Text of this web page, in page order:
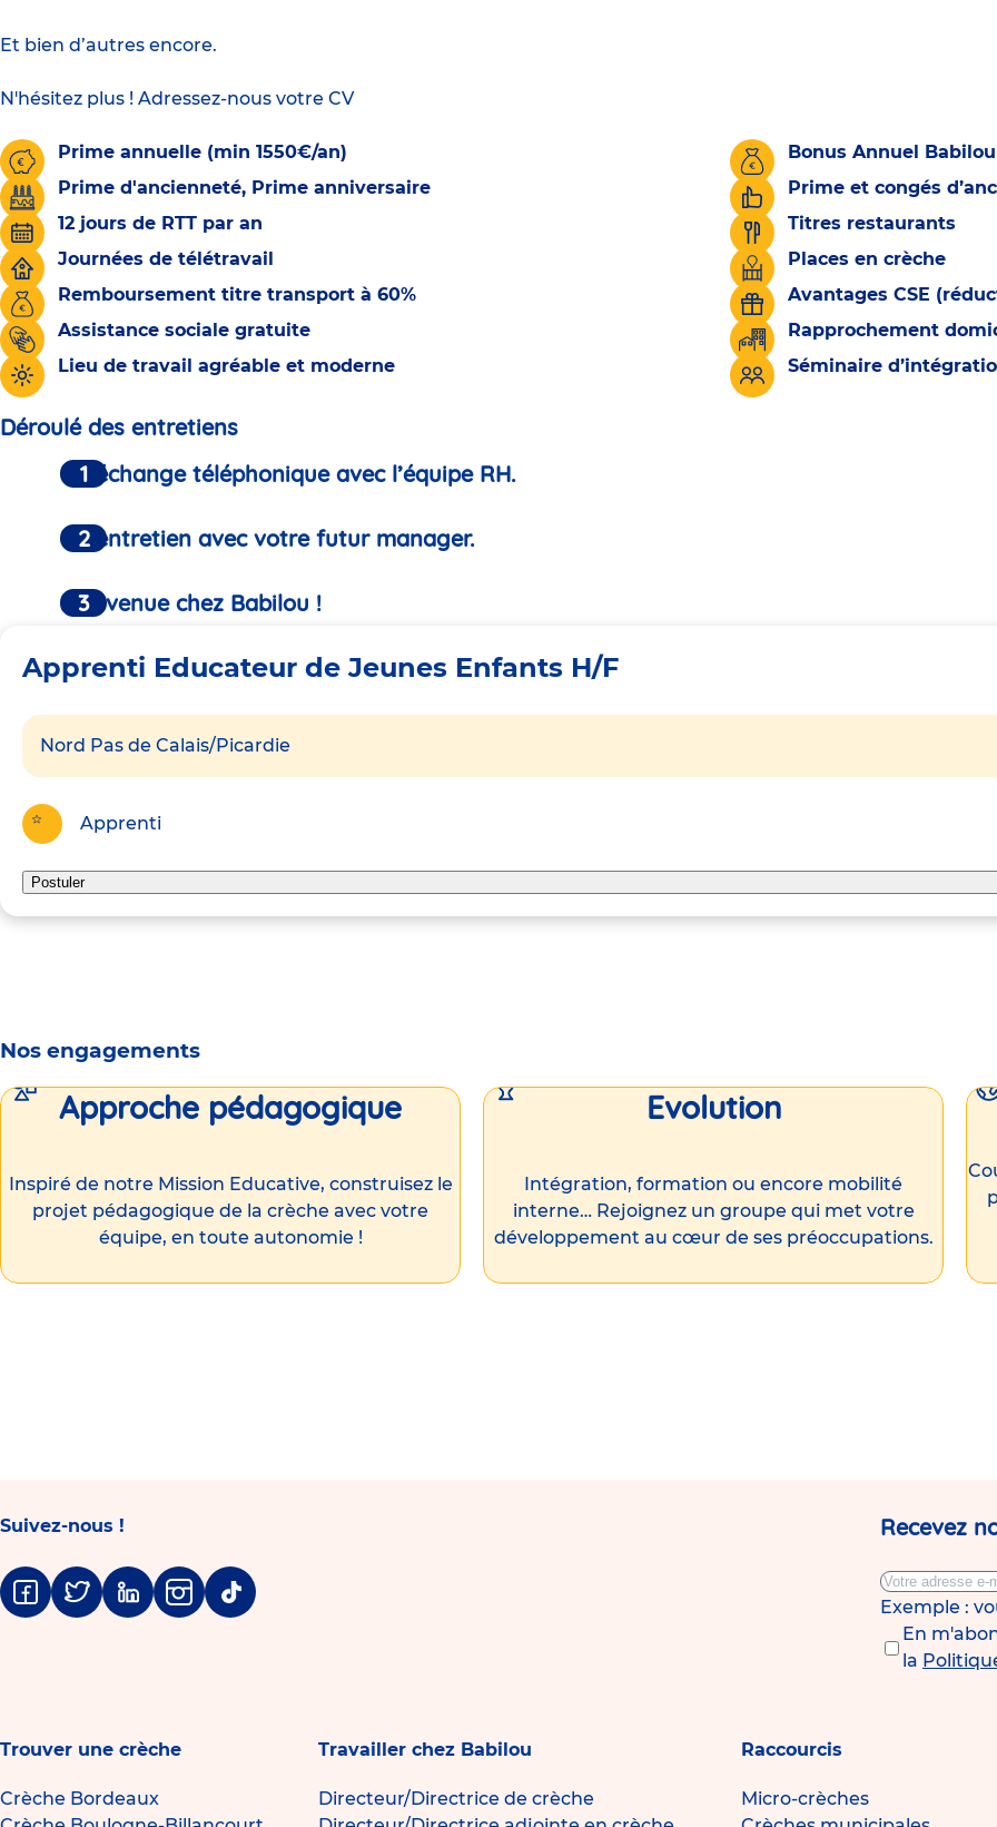
Et bien d’autres encore.
N'hésitez plus ! Adressez-nous votre CV
Prime annuelle (min 1550€/an)
Bonus Annuel Babilou
Prime d'ancienneté, Prime anniversaire
Prime et congés
12 jours de RTT par an
Titres restaurants
Journées de télétravail
Places en crèche
Remboursement titre transport à 60%
Avantages CSE
Assistance sociale gratuite
Rapprochement
Lieu de travail agréable et moderne
Séminaire
Déroulé des entretiens
Un échange téléphonique avec l’équipe RH.
Un entretien avec votre futur manager.
Bienvenue chez Babilou !
Apprenti Educateur de Jeunes Enfants H/F
Nord Pas de Calais/Picardie
Apprenti
Postuler
Nos engagements
Approche pédagogique
Inspiré de notre Mission Educative, construisez le
projet pédagogique de la crèche avec votre
équipe, en toute autonomie !
Evolution
Intégration, formation ou encore mobilité
interne… Rejoignez un groupe qui met votre
développement au cœur de ses préoccupations.
Suivez-nous !
Facebook
TwitterLinkedinInstagram
Tiktok
Recevez
Exemple :
En
la
Trouver une crèche
Crèche Bordeaux
Travailler chez Babilou
Directeur/Directrice de crèche
Raccourcis
Micro-crèches